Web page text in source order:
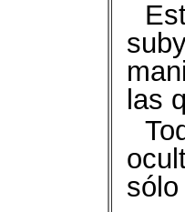
las